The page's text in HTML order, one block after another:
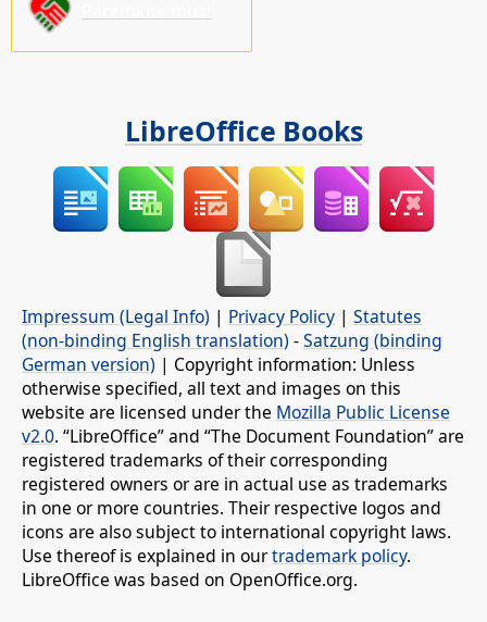
LibreOffice Books
Impressum (Legal Info) | Privacy Policy | Statutes
(non-binding English translation) -Satzung (binding
German version) | Copyright information: Unless
otherwise specified, all text and images on this
website are licensed under the Mozilla Public License
v2.0. “LibreOffice” and “The Document Foundation” are
registered trademarks of their corresponding
registered owners or are in actual use as trademarks
in one or more countries. Their respective logos and
icons are also subject to international copyright laws.
Use thereof is explained in ourtrademark policy.
LibreOffice was based on OpenOffice.org.